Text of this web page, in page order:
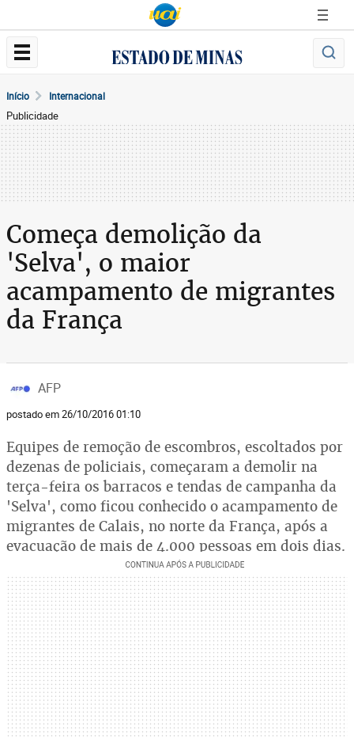
Início Internacional
Publicidade
Começa demolição da
'Selva', o maior
acampamento de migrantes
da França
AFP
postado em 26/10/2016 01:10
Equipes de remoção de escombros, escoltados por
dezenas de policiais, começaram a demolir na
terça-feira os barracos e tendas de campanha da
'Selva', como ficou conhecido o acampamento de
migrantes de Calais, no norte da França, após a
evacuação de mais de 4.000 pessoas em dois dias.